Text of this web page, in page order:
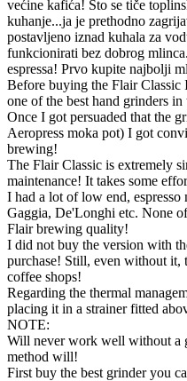
većine kafića! Što se tiče
kuhanje...ja je prethodno
postavljeno iznad kuhala za
funkcionirati bez dobrog
espressa! Prvo kupite najbolji
Before buying the Flair Classic
one of the best hand grinders in
Once I got persuaded that the
Aeropress moka pot) I got
brewing!
The Flair Classic is extremely
maintenance! It takes some
I had a lot of low end, espresso
Gaggia, De'Longhi etc. None
Flair brewing quality!
I did not buy the version with
purchase! Still, even without it,
coffee shops!
Regarding the thermal
placing it in a strainer fitted
NOTE:
Will never work well without a
method will!
First buy the best grinder you